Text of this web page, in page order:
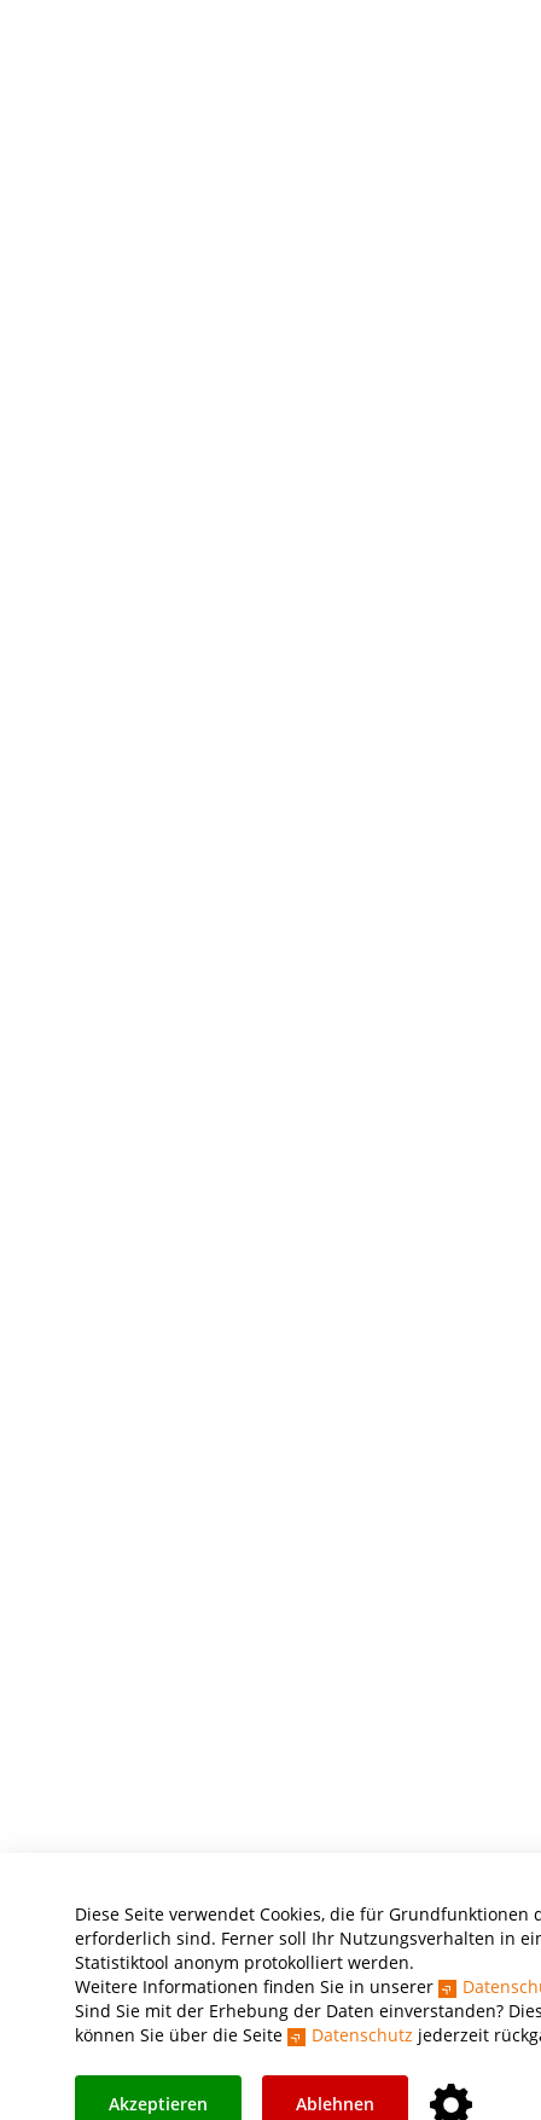
Diese Seite verwendet Cookies, die für Grundfunktionen
erforderlich sind. Ferner soll Ihr Nutzungsverhalten in
Statistiktool anonym protokolliert werden.
Weitere Informationen finden Sie in unserer
Sind Sie mit der Erhebung der Daten einverstanden?
können Sie über die Seite
Datenschutz jederzeit
Akzeptieren Ablehnen